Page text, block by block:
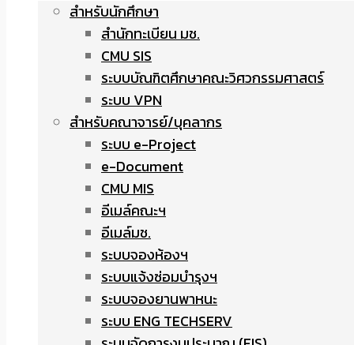
สำหรับนักศึกษา
สำนักทะเบียน มช.
CMU SIS
ระบบบัณฑิตศึกษาคณะวิศวกรรมศาสตร์
ระบบ VPN
สำหรับคณาจารย์/บุคลากร
ระบบ e-Project
e-Document
CMU MIS
อีเมล์คณะฯ
อีเมล์มช.
ระบบจองห้องฯ
ระบบแจ้งซ่อมบำรุงฯ
ระบบจองยานพาหนะ
ระบบ ENG TECHSERV